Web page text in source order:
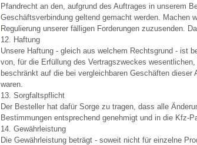
Pfandrecht an den, aufgrund des Auftrages in unserem
Geschäftsverbindung geltend gemacht werden. Machen
Regulierung unserer fälligen Forderungen zuzusenden.
12. Haftung
Unsere Haftung - gleich aus welchem Rechtsgrund - ist
von, für die Erfüllung des Vertragszweckes
beschränkt auf die bei vergleichbaren Geschäften
waren.
13. Sorgfaltspflicht
Der Besteller hat dafür Sorge zu tragen, dass alle
Bestimmungen entsprechend genehmigt und in die Kfz-
14. Gewährleistung
Die Gewährleistung beträgt - soweit nicht für einzelne